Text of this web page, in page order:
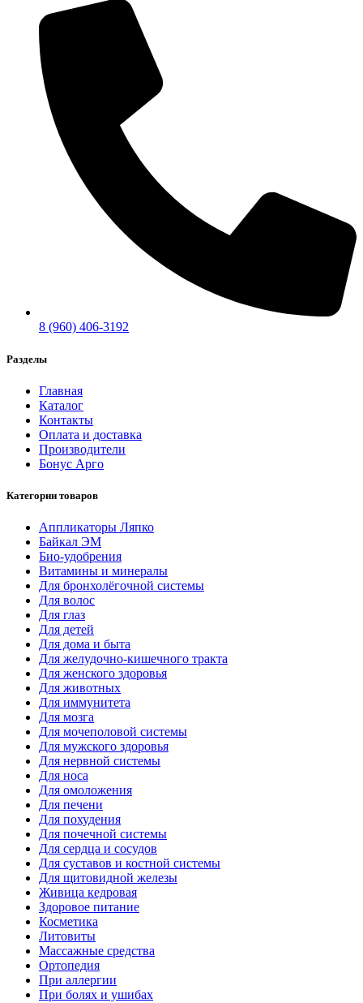
8 (960) 406-3192
Разделы
Главная
Каталог
Контакты
Оплата и доставка
Производители
Бонус Арго
Категории товаров
Аппликаторы Ляпко
Байкал ЭМ
Био-удобрения
Витамины и минералы
Для бронхолёгочной системы
Для волос
Для глаз
Для детей
Для дома и быта
Для желудочно-кишечного тракта
Для женского здоровья
Для животных
Для иммунитета
Для мозга
Для мочеполовой системы
Для мужского здоровья
Для нервной системы
Для носа
Для омоложения
Для печени
Для похудения
Для почечной системы
Для сердца и сосудов
Для суставов и костной системы
Для щитовидной железы
Живица кедровая
Здоровое питание
Косметика
Литовиты
Массажные средства
Ортопедия
При аллергии
При болях и ушибах